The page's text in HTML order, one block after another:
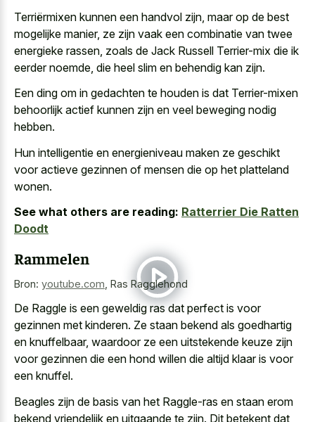
Terriërmixen kunnen een handvol zijn, maar op de best
mogelijke manier, ze zijn vaak een combinatie van twee
energieke rassen, zoals de Jack Russell Terrier-mix die ik
eerder noemde, die heel slim en behendig kan zijn.
Een ding om in gedachten te houden is dat Terrier-mixen
behoorlijk actief kunnen zijn en veel beweging nodig
hebben.
Hun intelligentie en energieniveau maken ze geschikt
voor actieve gezinnen of mensen die op het platteland
wonen.
See what others are reading: Ratterrier Die Ratten
Doodt
Rammelen
Bron: youtube.com Ras Ragglehond
De Raggle is een geweldig ras dat perfect is voor
gezinnen met kinderen. Ze staan bekend als goedhartig
en knuffelbaar, waardoor ze een uitstekende keuze zijn
voor gezinnen die een hond willen die altijd klaar is voor
een knuffel.
Beagles zijn de basis van het Raggle-ras en staan erom
bekend vriendelijk en uitgaande te zijn. Dit betekent dat